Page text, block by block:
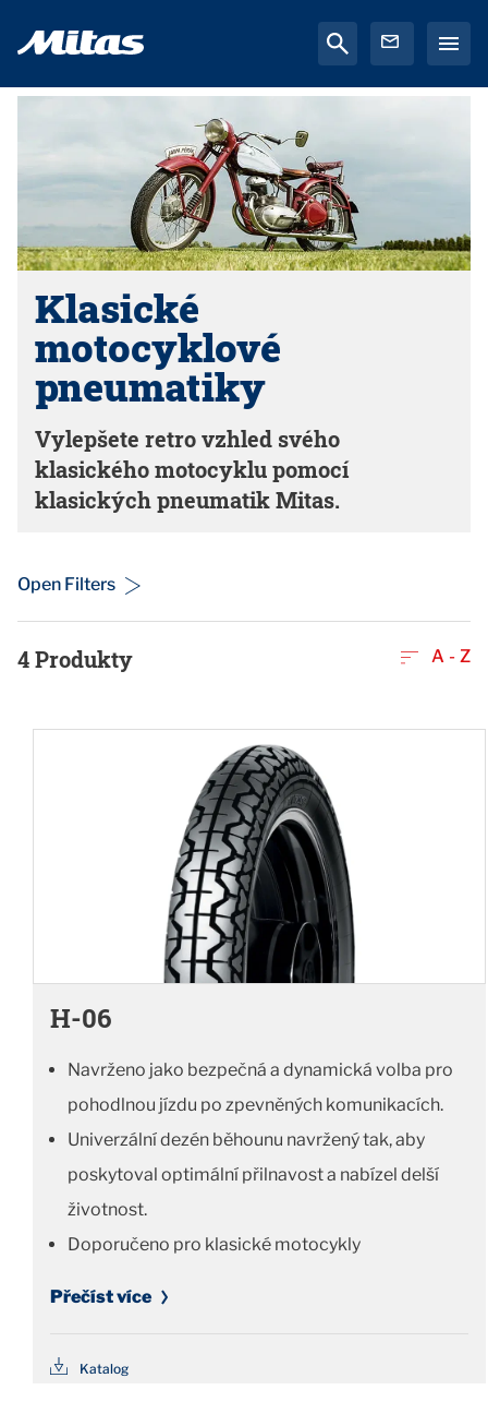
Klasické
motocyklové
pneumatiky
Vylepšete retro vzhled svého
klasického motocyklu pomocí
klasických pneumatik Mitas.
Open Filters
4Produkty A - Z
H-06
Navrženo jako bezpečná a dynamická volba pro
pohodlnou jízdu po zpevněných komunikacích.
Univerzální dezén běhounu navržený tak, aby
poskytoval optimální přilnavost a nabízel delší
životnost.
Doporučeno pro klasické motocykly
Přečíst více
Katalog